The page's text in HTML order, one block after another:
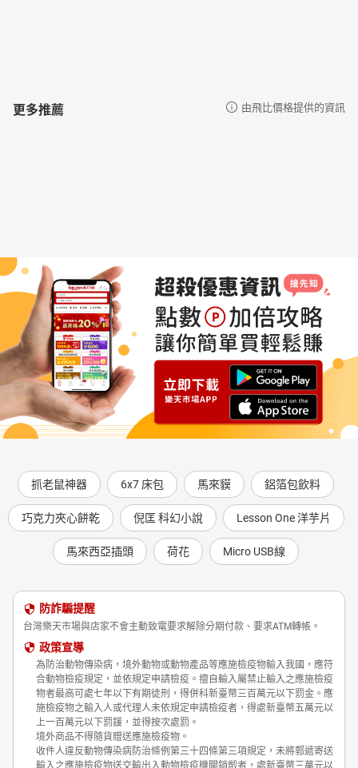
更多推薦 由飛比價格提供的資訊
抓老鼠神器 6x7 床包 馬來貘 鋁箔包飲料
巧克力夾心餅乾 倪匡 科幻小說 Lesson One 洋芋片
馬來西亞插頭 荷花 Micro USB線
防詐騙提醒
台灣樂天市場與店家不會主動致電要求解除分期付款、要求ATM轉帳。
政策宣導
為防治動物傳染病，境外動物或動物產品等應施檢疫物輸入我國，應符
合動物檢疫規定，並依規定申請檢疫。擅自輸入屬禁止輸入之應施檢疫
物者最高可處七年以下有期徒刑，得併科新臺幣三百萬元以下罰金。應
施檢疫物之輸入人或代理人未依規定申請檢疫者，得處新臺幣五萬元以
上一百萬元以下罰鍰，並得按次處罰。
境外商品不得隨貨贈送應施檢疫物。
收件人違反動物傳染病防治條例第三十四條第三項規定，未將郵遞寄送
輸入之應施檢疫物送交輸出入動物檢疫機關銷燬者，處新臺幣三萬元以